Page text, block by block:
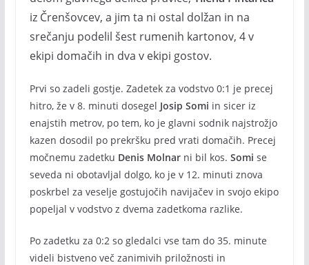
iz Črenšovcev, a jim ta ni ostal dolžan in na
srečanju podelil šest rumenih kartonov, 4 v
ekipi domačih in dva v ekipi gostov.
Prvi so zadeli gostje. Zadetek za vodstvo 0:1 je precej
hitro, že v 8. minuti dosegel Josip Somi in sicer iz
enajstih metrov, po tem, ko je glavni sodnik najstrožjo
kazen dosodil po prekršku pred vrati domačih. Precej
močnemu zadetku Denis Molnarni bil kos. Somi se
seveda ni obotavljal dolgo, ko je v 12. minuti znova
poskrbel za veselje gostujočih navijačev in svojo ekipo
popeljal v vodstvo z dvema zadetkoma razlike.
Po zadetku za 0:2 so gledalci vse tam do 35. minute
videli bistveno več zanimivih priložnosti in